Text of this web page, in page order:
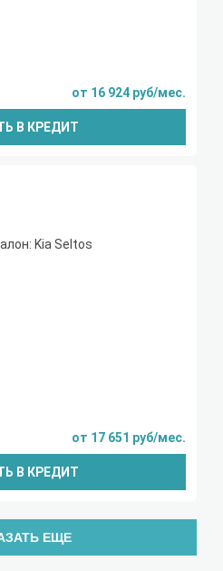
от 16 924 руб/мес.
В КРЕДИТ
от 17 651 руб/мес.
В КРЕДИТ
ЕЩЕ